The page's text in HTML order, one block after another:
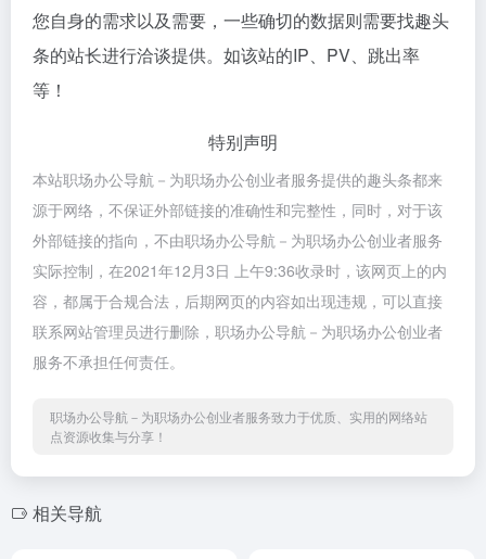
您自身的需求以及需要，一些确切的数据则需要找趣头
条的站长进行洽谈提供。如该站的IP、PV、跳出率
等！
特别声明
本站职场办公导航－为职场办公创业者服务提供的趣头条都来
源于网络，不保证外部链接的准确性和完整性，同时，对于该
外部链接的指向，不由职场办公导航－为职场办公创业者服务
实际控制，在2021年12月3日 上午9:36收录时，该网页上的内
容，都属于合规合法，后期网页的内容如出现违规，可以直接
联系网站管理员进行删除，职场办公导航－为职场办公创业者
服务不承担任何责任。
职场办公导航－为职场办公创业者服务致力于优质、实用的网络站
点资源收集与分享！
相关导航